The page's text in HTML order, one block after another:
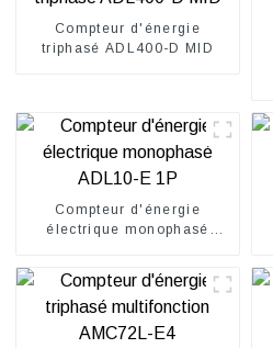
Compteur d'énergie
triphasé ADL400-D MID
Compteur d'énergie
électrique monophasé